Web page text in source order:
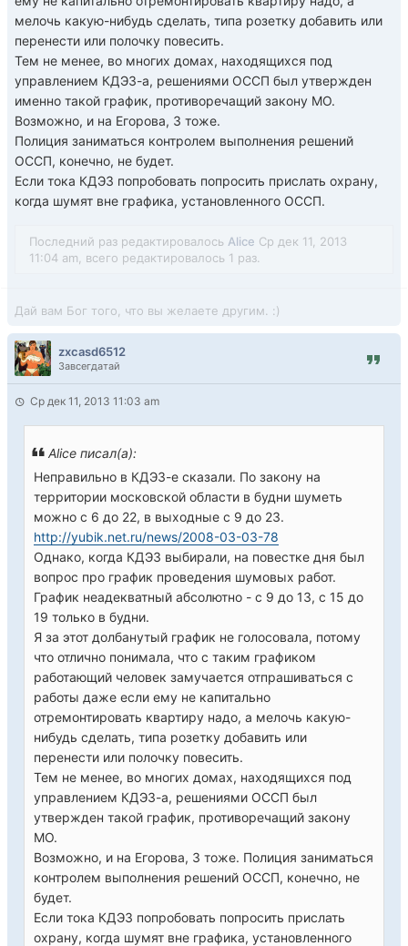
мелочь какую-нибудь сделать, типа розетку добавить или
перенести или полочку повесить.
Тем не менее, во многих домах, находящихся под
управлением КДЭЗ-а, решениями ОССП был утвержден
именно такой график, противоречащий закону МО.
Возможно, и на Егорова, 3 тоже.
Полиция заниматься контролем выполнения решений
ОССП, конечно, не будет.
Если тока КДЭЗ попробовать попросить прислать охрану,
когда шумят вне графика, установленного ОССП.
Последний раз редактировалось Alice Ср дек 11, 2013
11:04 am, всего редактировалось 1 раз.
Дай вам Бог того, что вы желаете другим. :)
zxcasd6512
Завсегдатай
Ср дек 11, 2013 11:03 am
Alice писал(а):
Неправильно в КДЭЗ-е сказали. По закону на
территории московской области в будни шуметь
можно с 6 до 22, в выходные с 9 до 23.
http://yubik.net.ru/news/2008-03-03-78
Однако, когда КДЭЗ выбирали, на повестке дня был
вопрос про график проведения шумовых работ.
График неадекватный абсолютно - с 9 до 13, с 15 до
19 только в будни.
Я за этот долбанутый график не голосовала, потому
что отлично понимала, что с таким графиком
работающий человек замучается отпрашиваться с
работы даже если ему не капитально
отремонтировать квартиру надо, а мелочь какую-
нибудь сделать, типа розетку добавить или
перенести или полочку повесить.
Тем не менее, во многих домах, находящихся под
управлением КДЭЗ-а, решениями ОССП был
утвержден такой график, противоречащий закону
МО.
Возможно, и на Егорова, 3 тоже. Полиция заниматься
контролем выполнения решений ОССП, конечно, не
будет.
Если тока КДЭЗ попробовать попросить прислать
охрану, когда шумят вне графика, установленного